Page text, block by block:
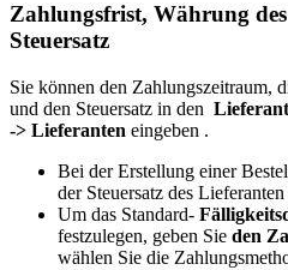
Zahlungsfrist, Währung
Steuersatz
Sie können den Zahlungszeitraum,
und den Steuersatz in den
-> Lieferanten eingeben .
Bei der Erstellung einer
der Steuersatz des
Um das Standard-
festzulegen, geben Sie den
wählen Sie die